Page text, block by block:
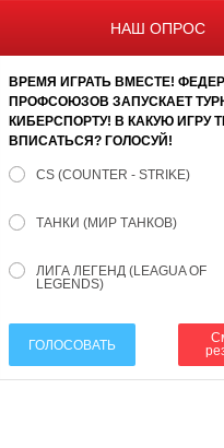
НАШ ОПРОС
ВРЕМЯ ИГРАТЬ ВМЕСТЕ!
ПРОФСОЮЗОВ ЗАПУСКАЕТ
КИБЕРСПОРТУ! В КАКУЮ ИГРУ
ВПИСАТЬСЯ? ГОЛОСУЙ!
CS (COUNTER - STRIKE)
ТАНКИ (МИР ТАНКОВ)
ЛИГА ЛЕГЕНД (LEAGUA OF
LEGENDS)
ГОЛОСОВАТЬ